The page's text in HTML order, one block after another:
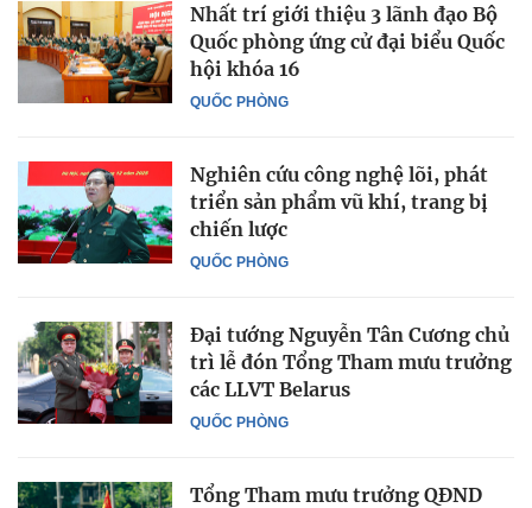
QUỐC PHÒNG
Nhất trí giới thiệu 3 lãnh đạo Bộ
Quốc phòng ứng cử đại biểu Quốc
hội khóa 16
QUỐC PHÒNG
Nghiên cứu công nghệ lõi, phát
triển sản phẩm vũ khí, trang bị
chiến lược
QUỐC PHÒNG
Đại tướng Nguyễn Tân Cương chủ
trì lễ đón Tổng Tham mưu trưởng
các LLVT Belarus
Tổng Tham mưu trưởng QĐND